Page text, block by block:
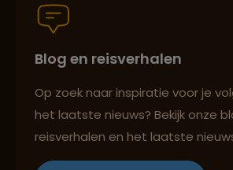
Best beoordeelde reisroutes
Reizen met oog voor mens,
Blog en reisverhalen
Op zoek naar inspiratie voor je
het laatste nieuws? Bekijk onze
reisverhalen en het laatste